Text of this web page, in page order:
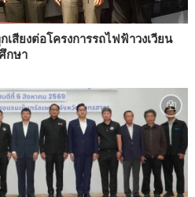
เสียงต่อโครงการรถไฟฟ้าวงเวียน
กษา